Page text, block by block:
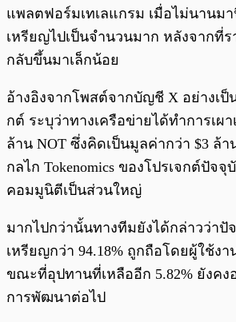
แพลตฟอร์มเทเลแกรม เมื่อไม่นานมา
เหรียญไปเป็นจำนวนมาก หลังจากที่
กลับขึ้นมาเล็กน้อย
อ้างอิงจากโพสต์จากบัญชี X อย่างเป็
กต์ ระบุว่าทางเครือข่ายได้ทำการเผ
ล้าน NOT ซึ่งคิดเป็นมูลค่ากว่า $3 ล้า
กลไก Tokenomics ของโปรเจกต์ปัจ
คอมมูนิตีเป็นส่วนใหญ่
มากไปกว่านั้นทางทีมยังได้กล่าวว่า
เหรียญกว่า 94.18% ถูกถือโดยผู้ใช้ง
ขณะที่อุปทานที่เหลืออีก 5.82% ยังคง
การพัฒนาต่อไป